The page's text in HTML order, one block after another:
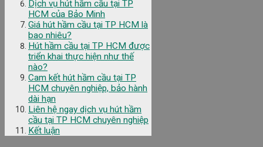
Dịch vụ hút hầm cầu tại TP
HCM của Bảo Minh
Giá hút hầm cầu tại TP HCM là
bao nhiêu?
Hút hầm cầu tại TP HCM được
triển khai thực hiện như thế
nào?
Cam kết hút hầm cầu tại TP
HCM chuyên nghiệp, bảo hành
dài hạn
Liên hệ ngay dịch vụ hút hầm
cầu tại TP HCM chuyên nghiệp
Kết luận